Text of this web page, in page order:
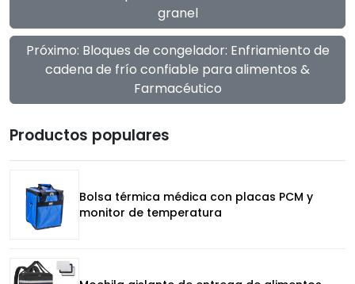
granel
Próximo: Bloques de congelador: Enfriamiento de
cadena de frío confiable para alimentos &
Farmacéutico
Productos populares
Bolsa térmica médica con placas PCM y
monitor de temperatura